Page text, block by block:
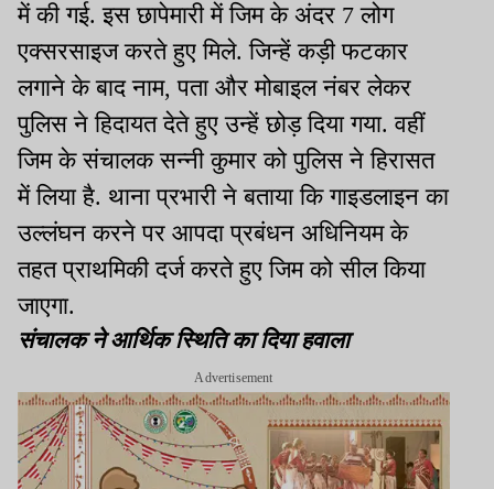
में की गई. इस छापेमारी में जिम के अंदर 7 लोग
एक्सरसाइज करते हुए मिले. जिन्हें कड़ी फटकार
लगाने के बाद नाम, पता और मोबाइल नंबर लेकर
पुलिस ने हिदायत देते हुए उन्हें छोड़ दिया गया. वहीं
जिम के संचालक सन्नी कुमार को पुलिस ने हिरासत
में लिया है. थाना प्रभारी ने बताया कि गाइडलाइन का
उल्लंघन करने पर आपदा प्रबंधन अधिनियम के
तहत प्राथमिकी दर्ज करते हुए जिम को सील किया
जाएगा.
संचालक ने आर्थिक स्थिति का दिया हवाला
Advertisement